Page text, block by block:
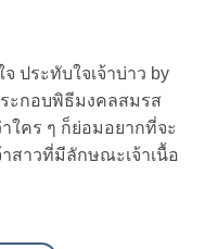
ประทับใจเจ้าบ่าว by
ระกอบพิธีมงคลสมรส
ใคร ๆ ก็ย่อมอยากที่จะ
าสาวที่มีลักษณะเจ้าเนื้อ